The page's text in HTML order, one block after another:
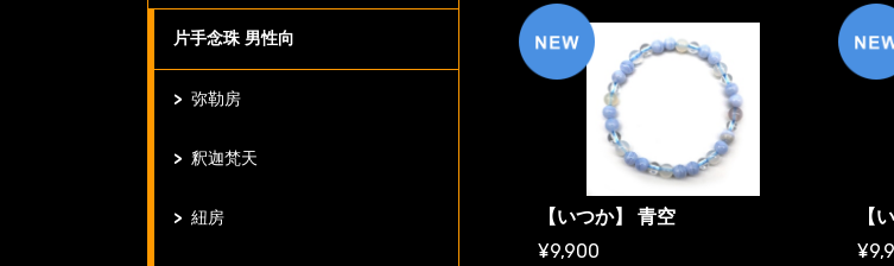
片手念珠 男性向
弥勒房
釈迦梵天
紐房 【いつか】 青空
¥9,900
【